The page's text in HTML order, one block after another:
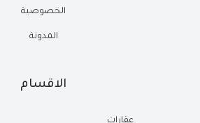
الخصوصية
المدونة
الاقسام
عقارات